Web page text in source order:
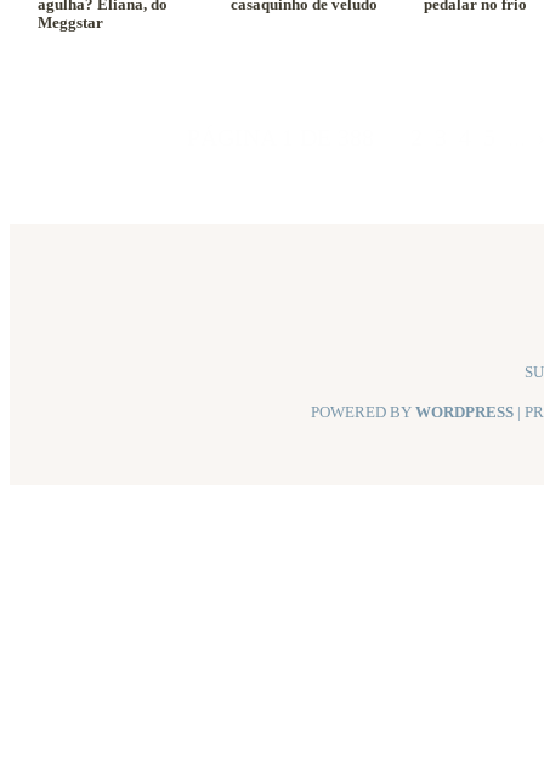
agulha? Eliana, do
Meggstar
casaquinho de veludo
pedalar no frio
POWERED BY WORDPRESS|